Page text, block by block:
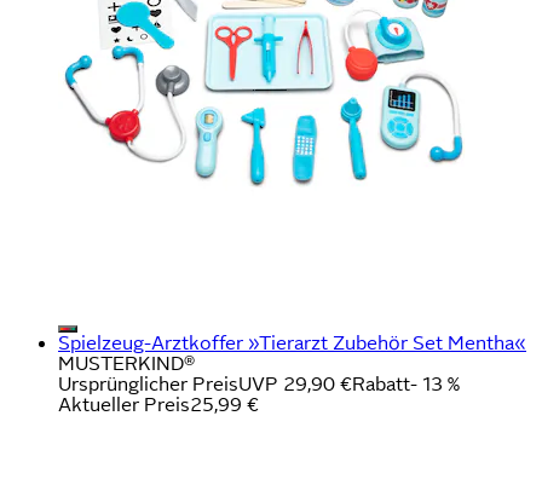
Spielzeug-Arztkoffer »Tierarzt Zubehör Set Mentha«
MUSTERKIND®
Ursprünglicher PreisUVP 29,90 €Rabatt- 13 %
Aktueller Preis25,99 €